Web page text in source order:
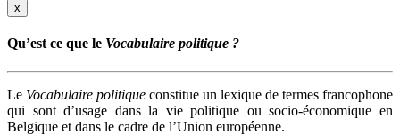
x
Qu’est ce que le Vocabulaire politique ?
Le Vocabulaire politique constitue un lexique de termes francophone
qui sont d’usage dans la vie politique ou socio-économique en
Belgique et dans le cadre de l’Union européenne.